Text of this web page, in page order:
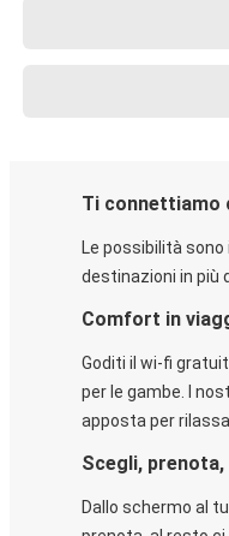
Ti connettiamo
Le possibilità
destinazioni in più
Comfort in
Goditi il wi-fi
per le gambe. I
apposta per
Scegli, prenota,
Dallo schermo al